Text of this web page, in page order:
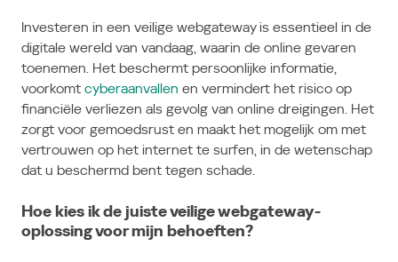
Investeren in een veilige webgateway is essentieel in de
digitale wereld van vandaag, waarin de online gevaren
toenemen. Het beschermt persoonlijke informatie,
voorkomt cyberaanvallen en vermindert het risico op
financiële verliezen als gevolg van online dreigingen. Het
zorgt voor gemoedsrust en maakt het mogelijk om met
vertrouwen op het internet te surfen, in de wetenschap
dat u beschermd bent tegen schade.
Hoe kies ik de juiste veilige webgateway-
oplossing voor mijn behoeften?